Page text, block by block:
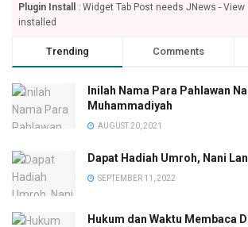
Plugin Install
: Widget Tab Post needs JNews - View
installed
Trending Comments
Inilah Nama Para Pahlawan
Muhammadiyah
AUGUST 20, 2021
Dapat Hadiah Umroh, Nani
SEPTEMBER 11, 2022
Hukum dan Waktu Membaca